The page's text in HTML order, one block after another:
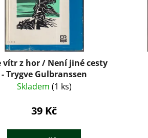
vítr z hor / Není jiné cesty
- Trygve Gulbranssen
Skladem (1 ks)
39 Kč